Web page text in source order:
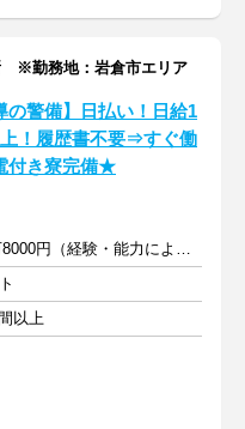
※勤務地：岩倉市エリア
の警備】日払い！日給1
！履歴書不要⇒すぐ働
付き寮完備★
日給1万4000～1万8000円（経験・能力による）
以上